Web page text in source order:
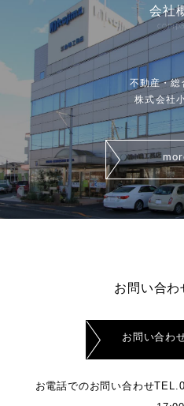
会社
不動産・総
株式会社
お問い合
お問い合わ
お電話でのお問い合わせ